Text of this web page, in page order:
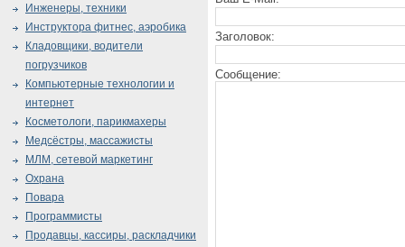
Заголовок:
Сообщение:
Инженеры, техники
Инструктора фитнес, аэробика
Кладовщики, водители
погрузчиков
Компьютерные технологии и
интернет
Косметологи, парикмахеры
Медсёстры, массажисты
МЛМ, сетевой маркетинг
Охрана
Повара
Программисты
Продавцы, кассиры, раскладчики